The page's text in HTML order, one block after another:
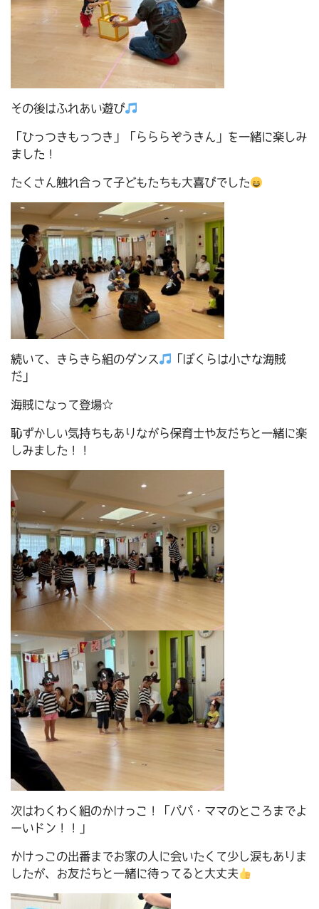
その後はふれあい遊び
「ひっつきもっつき」「らららぞうきん」を一緒に楽しみ
ました！
たくさん触れ合って子どもたちも大喜びでした
続いて、きらきら組のダンス
「ぼくらは小さな海賊
だ」
海賊になって登場☆
恥ずかしい気持ちもありながら保育士や友だちと一緒に楽
しみました！！
次はわくわく組のかけっこ！「パパ・ママのところまでよ
ーいドン！！」
かけっこの出番までお家の人に会いたくて少し涙もありま
したが、お友だちと一緒に待ってると大丈夫